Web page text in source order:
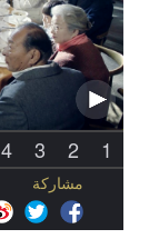
1
2
3
4
مشاركة